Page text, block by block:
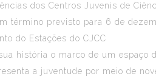
dos Centros Juvenis de
término previsto para 6 de
do Estações do CJCC
história o marco de um
a juventude por meio de